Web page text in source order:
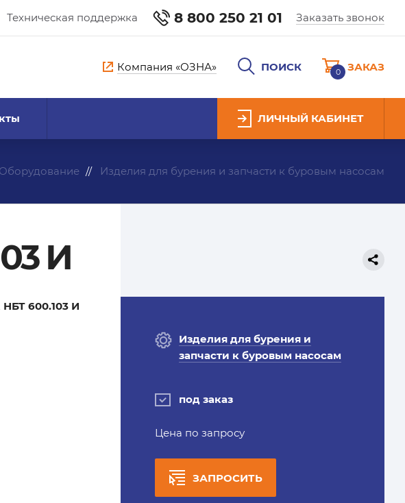
Техническая поддержка 8 800 250 21 01 Заказать звонок
Компания «ОЗНА» ПОИСК 0 ЗАКАЗ
ЛИЧНЫЙ КАБИНЕТ
Оборудование Изделия для бурения и запчасти к буровым насосам
И
НБТ 600.103 И
Изделия для бурения и
запчасти к буровым насосам
под заказ
Цена по запросу
ЗАПРОСИТЬ